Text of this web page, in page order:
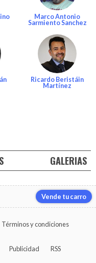
Marco Antonio
Sarmiento Sanchez
Ricardo Beristáin
Martínez
GALERIAS
Vende tu carro
Términos y condiciones
Publicidad RSS